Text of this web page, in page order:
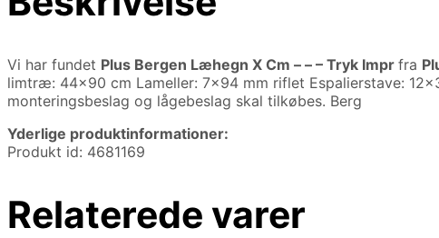
Vi har fundet Plus Bergen Læhegn X Cm – – – Tryk Impr fra
limtræ: 44×90 cm Lameller: 7×94 mm riflet Espalierstave:
monteringsbeslag og lågebeslag skal tilkøbes. Berg
Yderlige produktinformationer:
Produkt id: 4681169
Relaterede varer